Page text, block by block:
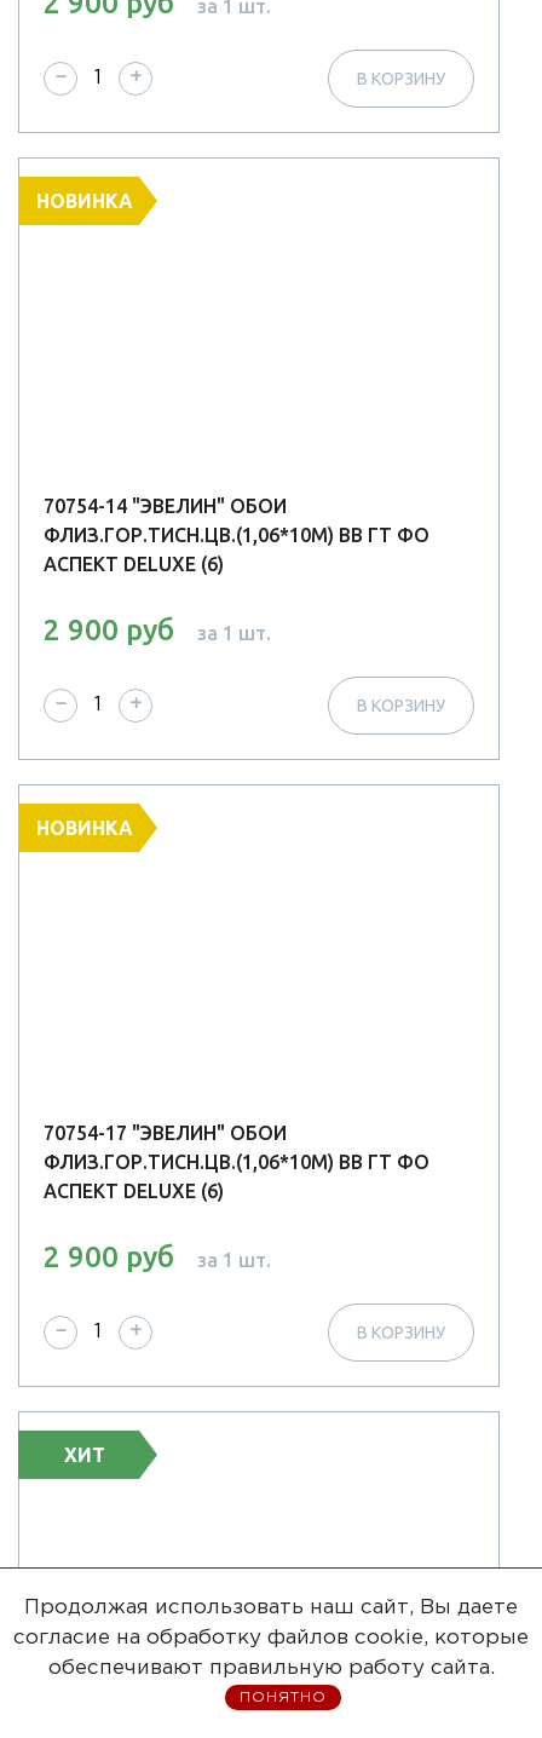
за 1 шт.
− + В КОРЗИНУ
НОВИНКА
70754-14 "ЭВЕЛИН" ОБОИ
ФЛИЗ.ГОР.ТИСН.ЦВ.(1,06*10М) ВВ ГТ ФО
АСПЕКТ DELUXE (6)
2 900 руб за 1 шт.
− + В КОРЗИНУ
НОВИНКА
70754-17 "ЭВЕЛИН" ОБОИ
ФЛИЗ.ГОР.ТИСН.ЦВ.(1,06*10М) ВВ ГТ ФО
АСПЕКТ DELUXE (6)
2 900 руб за 1 шт.
− + В КОРЗИНУ
ХИТ
Продолжая использовать наш сайт, Вы даете
согласие на обработку файлов cookie, которые
обеспечивают правильную работу сайта.
ПОНЯТНО